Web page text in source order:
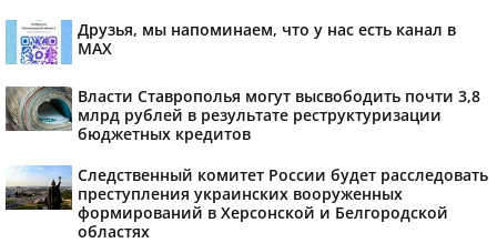
Друзья, мы напоминаем, что у нас есть канал в
МАХ
Власти Ставрополья могут высвободить почти 3,8
млрд рублей в результате реструктуризации
бюджетных кредитов
Следственный комитет России будет расследовать
преступления украинских вооруженных
формирований в Херсонской и Белгородской
областях